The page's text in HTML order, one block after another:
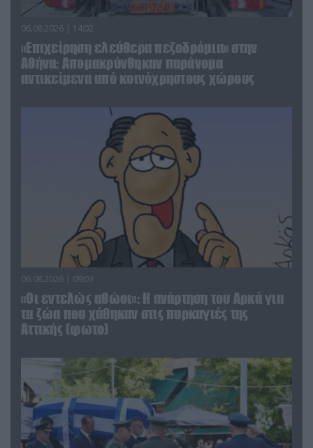
06.08.2026 | 14:02
«Επιχείρηση ελεύθερα πεζοδρόμια» στην
Αθήνα: Απομακρύνθηκαν παράνομα
αντικείμενα από κοινόχρηστους χώρους
06.08.2026 | 09:03
«Οι εντελώς αθώοι»: Η ανάρτηση του Αρκά για
τα ζώα που χάθηκαν στις πυρκαγιές της
Αττικής (φωτο)